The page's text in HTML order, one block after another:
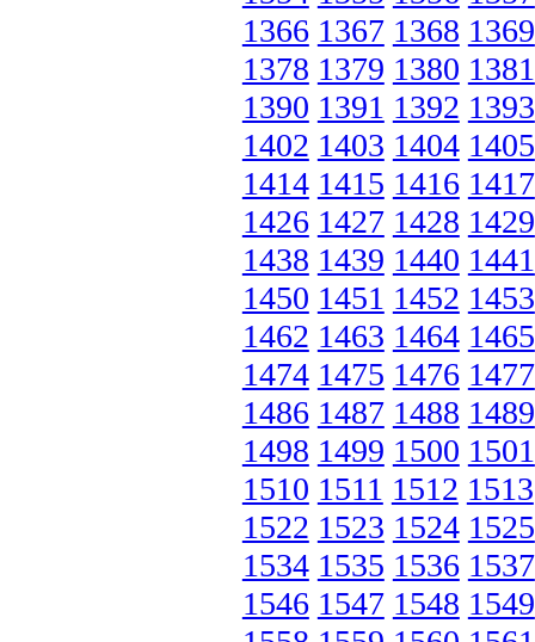
1366 1367 1368 1369
1378 1379 1380 1381
1390 1391 1392 1393
1402 1403 1404 1405
1414 1415 1416 1417
1426 1427 1428 1429
1438 1439 1440 1441
1450 1451 1452 1453
1462 1463 1464 1465
1474 1475 1476 1477
1486 1487 1488 1489
1498 1499 1500 1501
1510 1511 1512 1513
1522 1523 1524 1525
1534 1535 1536 1537
1546 1547 1548 1549